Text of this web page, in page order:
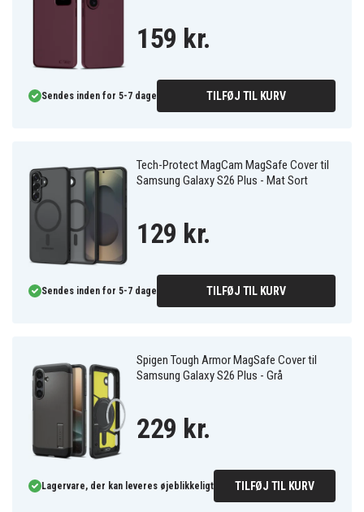
159 kr.
Sendes inden for 5-7 dage TILFØJ TIL KURV
Tech-Protect MagCam MagSafe Cover til
Samsung Galaxy S26 Plus - Mat Sort
129 kr.
Sendes inden for 5-7 dage TILFØJ TIL KURV
Spigen Tough Armor MagSafe Cover til
Samsung Galaxy S26 Plus - Grå
229 kr.
Lagervare, der kan leveres øjeblikkeligt TILFØJ TIL KURV